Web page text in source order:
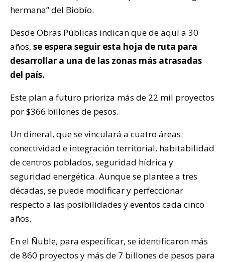
hermana” del Biobío.
Desde Obras Públicas indican que de aquí a 30
años, se espera seguir esta hoja de ruta para
desarrollar a una de las zonas más atrasadas
del país.
Este plan a futuro prioriza más de 22 mil proyectos
por $366 billones de pesos.
Un dineral, que se vinculará a cuatro áreas:
conectividad e integración territorial, habitabilidad
de centros poblados, seguridad hídrica y
seguridad energética. Aunque se plantee a tres
décadas, se puede modificar y perfeccionar
respecto a las posibilidades y eventos cada cinco
años.
En el Ñuble, para especificar, se identificaron más
de 860 proyectos y más de 7 billones de pesos para